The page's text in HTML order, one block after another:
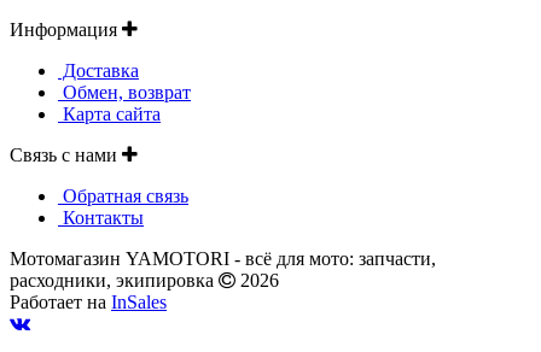
Информация
Доставка
Обмен, возврат
Карта сайта
Связь с нами
Обратная связь
Контакты
Мотомагазин YAMOTORI - всё для мото: запчасти,
расходники, экипировка
2026
Работает на InSales